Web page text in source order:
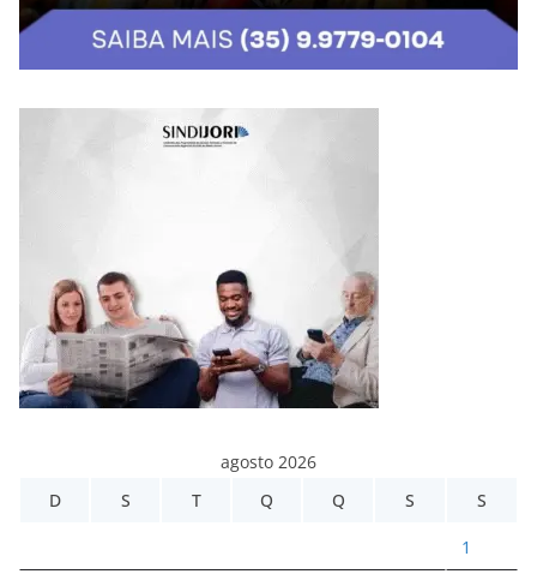
agosto 2026
D
S T Q Q S S
1